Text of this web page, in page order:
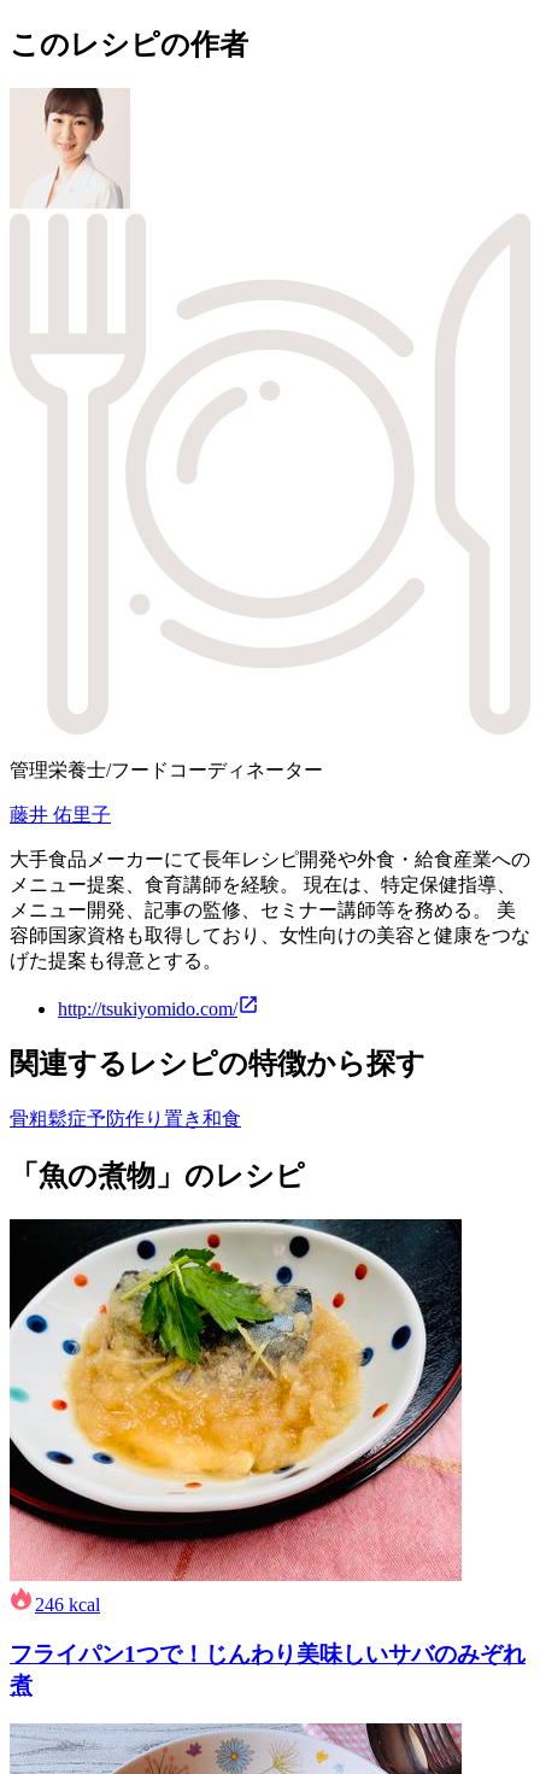
このレシピの作者
管理栄養士/フードコーディネーター
藤井 佑里子
大手食品メーカーにて長年レシピ開発や外食・給食産業への
メニュー提案、食育講師を経験。 現在は、特定保健指導、
メニュー開発、記事の監修、セミナー講師等を務める。 美
容師国家資格も取得しており、女性向けの美容と健康をつな
げた提案も得意とする。
http://tsukiyomido.com/
関連するレシピの特徴から探す
骨粗鬆症予防作り置き和食
「魚の煮物」のレシピ
246 kcal
フライパン1つで！じんわり美味しいサバのみぞれ
煮